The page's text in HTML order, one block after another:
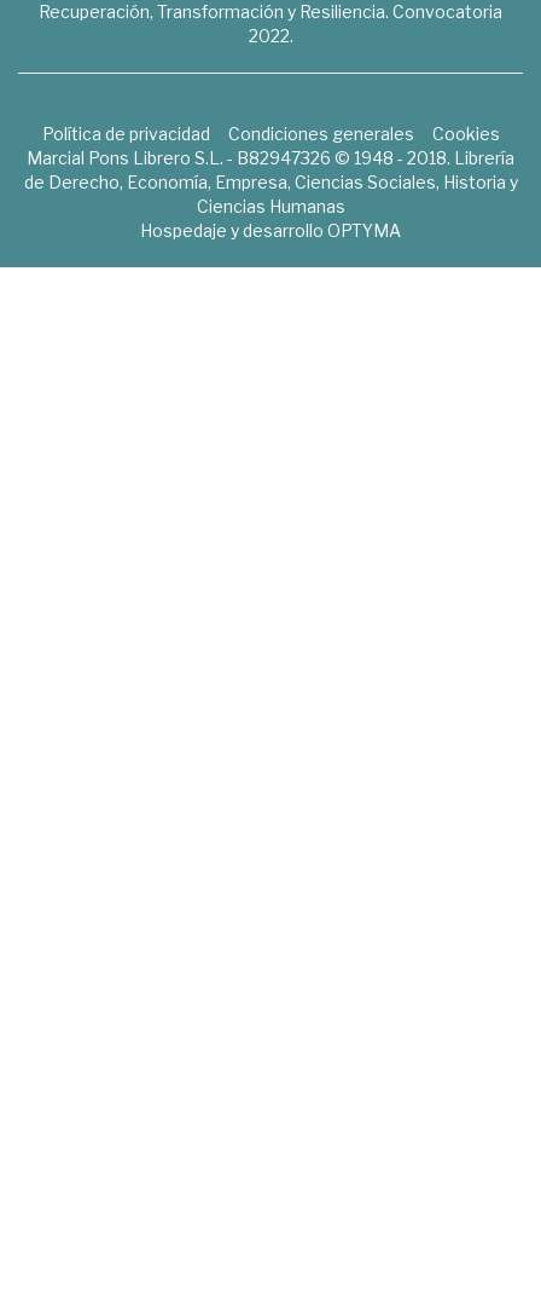
Recuperación, Transformación y Resiliencia. Convocatoria
2022.
Política de privacidad Condiciones generales
Cookies
Marcial Pons Librero S.L. - B82947326 © 1948 - 2018. Librería
de Derecho, Economía, Empresa, Ciencias Sociales, Historia y
Ciencias Humanas
Hospedaje y desarrollo OPTYMA